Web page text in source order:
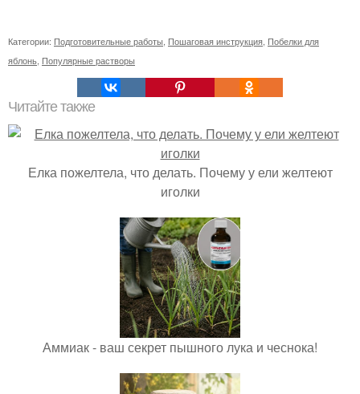
Категории: Подготовительные работы Пошаговая инструкция Побелки для
яблонь Популярные растворы
Читайте также
Елка пожелтела, что делать. Почему у ели желтеют
иголки
Аммиак - ваш секрет пышного лука и чеснока!